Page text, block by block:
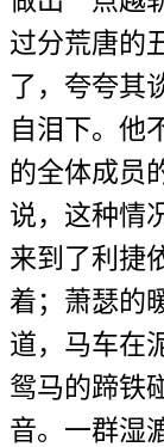
过分荒唐的
了，夸夸其
自泪下。他
的全体成员
说，这种情
来到了利捷
着；萧瑟的
道，马车在
鸳马的蹄铁
音。一群湿